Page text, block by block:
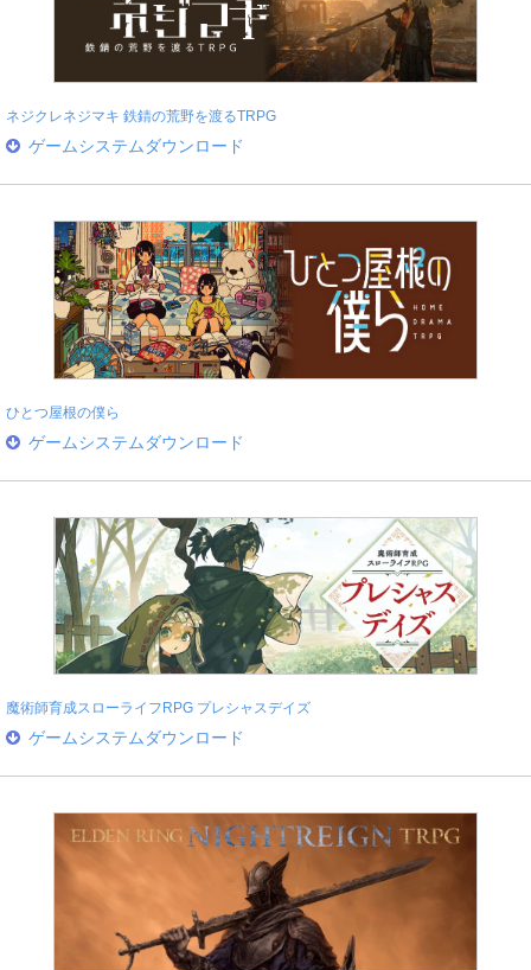
ネジクレネジマキ 鉄錆の荒野を渡るTRPG
ゲームシステムダウンロード
ひとつ屋根の僕ら
ゲームシステムダウンロード
魔術師育成スローライフRPG プレシャスデイズ
ゲームシステムダウンロード